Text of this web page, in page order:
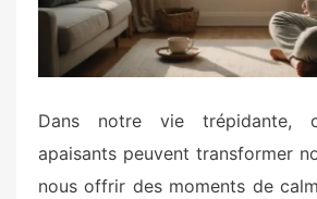
Dans notre vie trépidante,
apaisants peuvent transformer
nous offrir des moments de